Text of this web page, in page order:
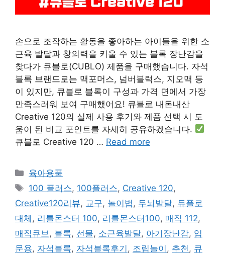
손으로 조작하는 활동을 좋아하는 아이들을 위한 소
근육 발달과 창의력을 키울 수 있는 블록 장난감을
찾다가 큐블로(CUBLO) 제품을 구매했습니다. 자석
블록 브랜드로는 맥포머스, 넘버블럭스, 지오맥 등
이 있지만, 큐블로 블록이 구성과 가격 면에서 가장
만족스러워 보여 구매했어요! 큐블로 내돈내산
Creative 120의 실제 사용 후기와 제품 선택 시 도
움이 된 비교 포인트를 자세히 공유하겠습니다.
큐블로 Creative 120 … Read more
Categories
육아용품
Tags
100 플러스, 100플러스, Creative 120,
Creative120리뷰, 교구, 놀이법 , 두뇌발달, 듀플로
대체 , 리틀몬스터 100, 리틀몬스터100, 매직 112,
매직큐브 , 블록, 선물, 소근육발달, 아기장난감, 입
문용, 자석블록, 자석블록후기 , 조립놀이 , 추천 , 큐